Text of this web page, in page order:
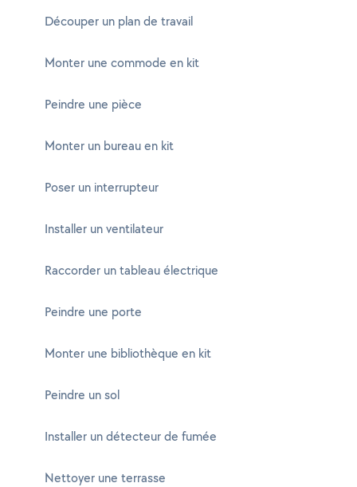
Découper un plan de travail
Monter une commode en kit
Peindre une pièce
Monter un bureau en kit
Poser un interrupteur
Installer un ventilateur
Raccorder un tableau électrique
Peindre une porte
Monter une bibliothèque en kit
Peindre un sol
Installer un détecteur de fumée
Nettoyer une terrasse